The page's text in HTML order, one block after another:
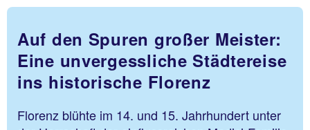
Auf den Spuren großer Meister:
Eine unvergessliche Städtereise
ins historische Florenz
Florenz blühte im 14. und 15. Jahrhundert unter